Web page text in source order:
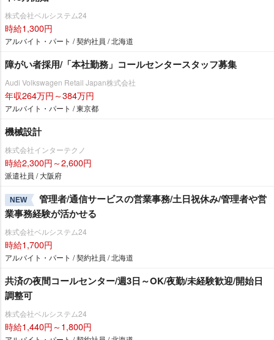
株式会社ベルシステム24
時給1,300円
アルバイト・パート / 契約社員 / 北海道
障がい者採用/「本社勤務」コールセンタースタッフ募集
Audi Volkswagen Retail Japan株式会社
年収264万円～384万円
アルバイト・パート / 東京都
機械設計
株式会社インターテクノ
時給2,300円～2,600円
派遣社員 / 大阪府
NEW
管理者/通信サービスの営業事務/土日祝休み/管理者や営
業事務経験が活かせる
株式会社ベルシステム24
時給1,700円
アルバイト・パート / 契約社員 / 北海道
共済の夜間コールセンター/週3日～OK/夜勤/未経験歓迎/開始日
調整可
株式会社ベルシステム24
時給1,440円～1,800円